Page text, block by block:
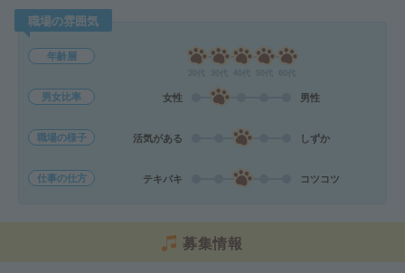
職場の雰囲気
年齢層
男女比率 女性 男性
職場の様子 活気がある しずか
仕事の仕方 テキパキ コツコツ
募集情報